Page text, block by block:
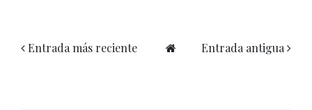
Entrada más reciente Entrada antigua